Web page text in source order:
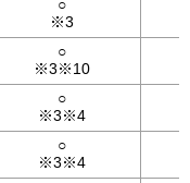
○
※3
○
※3※10
○
※3※4
○
※3※4